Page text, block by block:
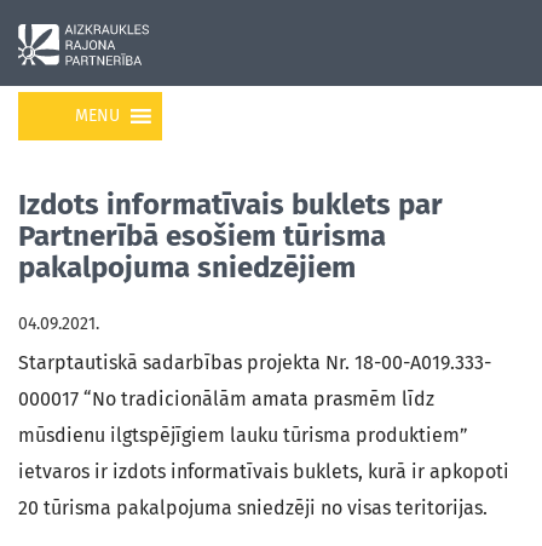
MENU
Izdots informatīvais buklets par
Partnerībā esošiem tūrisma
pakalpojuma sniedzējiem
04.09.2021.
Starptautiskā sadarbības projekta Nr. 18-00-A019.333-
000017 “No tradicionālām amata prasmēm līdz
mūsdienu ilgtspējīgiem lauku tūrisma produktiem”
ietvaros ir izdots informatīvais buklets, kurā ir apkopoti
20 tūrisma pakalpojuma sniedzēji no visas teritorijas.